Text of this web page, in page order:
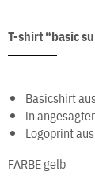
T-shirt “basic
Basicshirt
in
Logoprint
FARBEgelb